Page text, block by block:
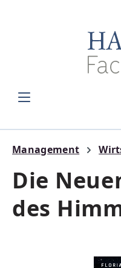
Management
Die
des
Bildergalerie